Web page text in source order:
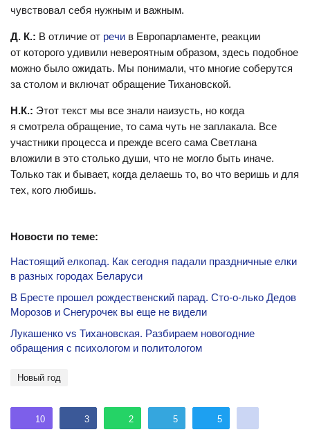
чувствовал себя нужным и важным.
Д. К.: В отличие от речи в Европарламенте, реакции
от которого удивили невероятным образом, здесь подобное
можно было ожидать. Мы понимали, что многие соберутся
за столом и включат обращение Тихановской.
Н.К.: Этот текст мы все знали наизусть, но когда
я смотрела обращение, то сама чуть не заплакала. Все
участники процесса и прежде всего сама Светлана
вложили в это столько души, что не могло быть иначе.
Только так и бывает, когда делаешь то, во что веришь и для
тех, кого любишь.
Новости по теме:
Настоящий елкопад. Как сегодня падали праздничные елки
в разных городах Беларуси
В Бресте прошел рождественский парад. Сто-о-лько Дедов
Морозов и Снегурочек вы еще не видели
Лукашенко vs Тихановская. Разбираем новогодние
обращения с психологом и политологом
Новый год
10 3 2 5 5